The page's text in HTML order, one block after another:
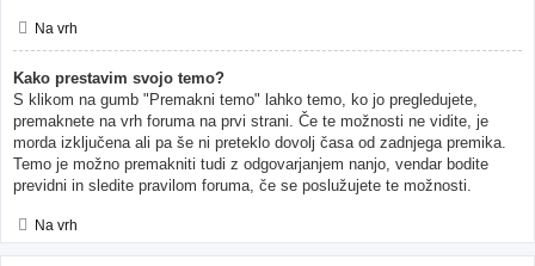
Na vrh
Kako prestavim svojo temo?
S klikom na gumb "Premakni temo" lahko temo, ko jo pregledujete,
premaknete na vrh foruma na prvi strani. Če te možnosti ne vidite, je
morda izključena ali pa še ni preteklo dovolj časa od zadnjega premika.
Temo je možno premakniti tudi z odgovarjanjem nanjo, vendar bodite
previdni in sledite pravilom foruma, če se poslužujete te možnosti.
Na vrh